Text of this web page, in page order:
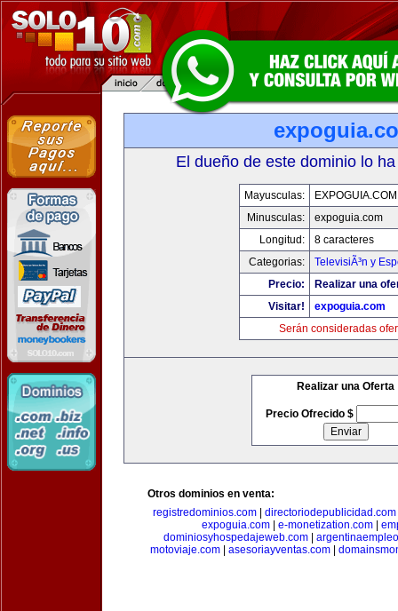
El dueño de este dominio lo
Mayusculas:
EXPOGUIA.COM
Minusculas:
expoguia.com
Longitud:
8 caracteres
Categorias:
TelevisiÃ³n y
Precio:
Realizar una
Visitar!
expoguia.com
Serán consideradas
Realizar una Oferta
Precio Ofrecido $
Otros dominios en venta:
registredominios.com| directoriodepublicidad.com
expoguia.com| e-monetization.com|
dominiosyhospedajeweb.com
motoviaje.com
asesoriayventas.com